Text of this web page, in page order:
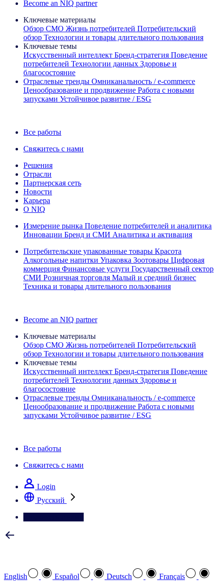
Become an NIQ partner
Ключевые материалы
Обзор CMO Жизнь потребителей Потребительский
обзор Технологии и товары длительного пользования
Ключевые темы
Искусственный интеллект Бренд‑стратегия Поведение
потребителей Технологии данных Здоровье и
благосостояние
Отраслевые тренды Омниканальность / e‑commerce
Ценообразование и продвижение Работа с новыми
запусками Устойчивое развитие / ESG
Все работы
Свяжитесь с нами
Решения
Отрасли
Партнерская сеть
Новости
Карьера
О NIQ
Измерение рынка Поведение потребителей и аналитика
Инновации Бренд и СМИ Аналитика и активация
Потребительские упакованные товары Красота
Алкогольные напитки Упаковка Зоотовары Цифровая
коммерция Финансовые услуги Государственный сектор
СМИ Розничная торговля Малый и средний бизнес
Техника и товары длительного пользования
Become an NIQ partner
Ключевые материалы
Обзор CMO Жизнь потребителей Потребительский
обзор Технологии и товары длительного пользования
Ключевые темы
Искусственный интеллект Бренд‑стратегия Поведение
потребителей Технологии данных Здоровье и
благосостояние
Отраслевые тренды Омниканальность / e‑commerce
Ценообразование и продвижение Работа с новыми
запусками Устойчивое развитие / ESG
Все работы
Свяжитесь с нами
Login
Pусский
English Español Deutsch
Français